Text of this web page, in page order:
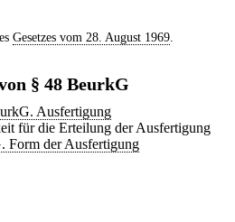
Gesetzes vom 28. August 1969.
§ 48 BeurkG
Ausfertigung
für die Erteilung der Ausfertigung
Form der Ausfertigung